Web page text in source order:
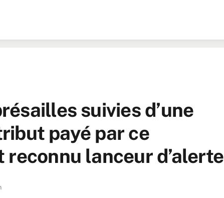
suivies d’une
payé par ce
lanceur d’alerte